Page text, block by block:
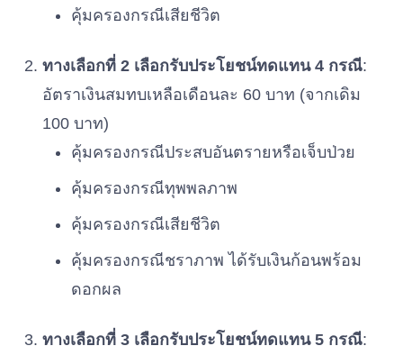
คุ้มครองกรณีเสียชีวิต
ทางเลือกที่ 2 เลือกรับประโยชน์ทดแทน 4 กรณี:
อัตราเงินสมทบเหลือเดือนละ 60 บาท (จากเดิม
100 บาท)
คุ้มครองกรณีประสบอันตรายหรือเจ็บป่วย
คุ้มครองกรณีทุพพลภาพ
คุ้มครองกรณีเสียชีวิต
คุ้มครองกรณีชราภาพ ได้รับเงินก้อนพร้อม
ดอกผล
ทางเลือกที่ 3 เลือกรับประโยชน์ทดแทน 5 กรณี: